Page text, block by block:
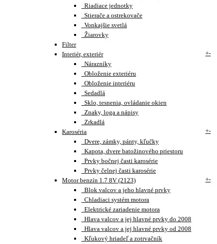
Riadiace jednotky
Stierače a ostrekovače
Vonkajšie svetlá
Žiarovky
Filter
Interiér, exteriér
+-
Nárazníky
Obloženie exteriéru
Obloženie interiéru
Sedadlá
Sklo, tesnenia, ovládanie okien
Znaky, loga a nápisy
Zrkadlá
Karoséria
+-
Dvere, zámky, pánty, kľučky
Kapota, dvere batožinového priestoru
Prvky bočnej časti karosérie
Prvky čelnej časti karosérie
Motor benzín 1.7 8V (2123)
+-
Blok valcov a jeho hlavné prvky
Chladiaci systém motora
Elektrické zariadenie motora
Hlava valcov a jej hlavné prvky do 2008
Hlava valcov a jej hlavné prvky od 2008
Kľukový hriadeľ a zotrvačník